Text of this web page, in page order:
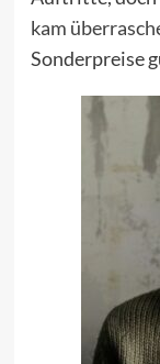
kam
Sonderpreise